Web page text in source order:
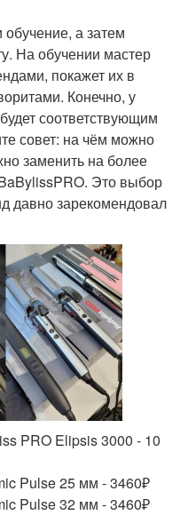
а затем
На обучении мастер
покажет их в
Конечно, у
соответствующим
совет: на чём можно
заменить на более
Это выбор
давно зарекомендовал
PRO Elipsis 3000 - 10
Pulse 25 мм - 3460₽
Pulse 32 мм - 3460₽